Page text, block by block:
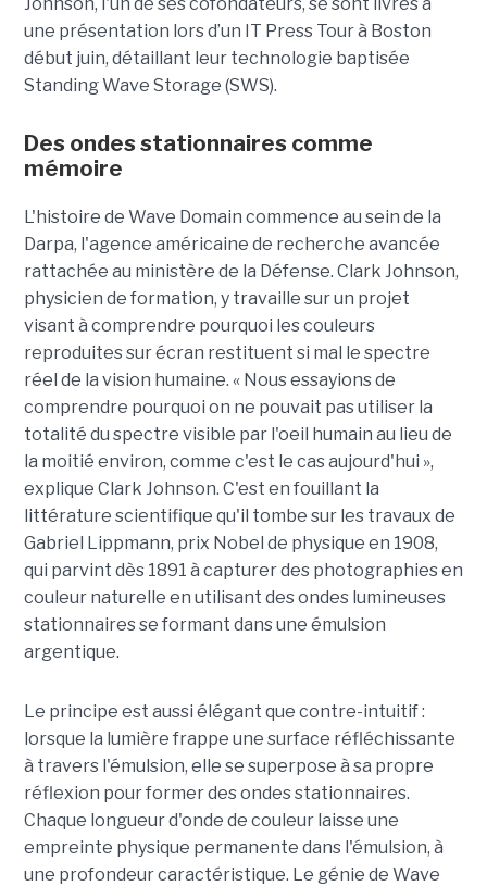
une présentation lors d’un IT Press Tour à Boston
début juin, détaillant leur technologie baptisée
Standing Wave Storage (SWS).
Des ondes stationnaires comme
mémoire
L'histoire de Wave Domain commence au sein de la
Darpa, l'agence américaine de recherche avancée
rattachée au ministère de la Défense. Clark Johnson,
physicien de formation, y travaille sur un projet
visant à comprendre pourquoi les couleurs
reproduites sur écran restituent si mal le spectre
réel de la vision humaine. « Nous essayions de
comprendre pourquoi on ne pouvait pas utiliser la
totalité du spectre visible par l'oeil humain au lieu de
la moitié environ, comme c'est le cas aujourd'hui »,
explique Clark Johnson. C'est en fouillant la
littérature scientifique qu'il tombe sur les travaux de
Gabriel Lippmann, prix Nobel de physique en 1908,
qui parvint dès 1891 à capturer des photographies en
couleur naturelle en utilisant des ondes lumineuses
stationnaires se formant dans une émulsion
argentique.
Le principe est aussi élégant que contre-intuitif :
lorsque la lumière frappe une surface réfléchissante
à travers l'émulsion, elle se superpose à sa propre
réflexion pour former des ondes stationnaires.
Chaque longueur d'onde de couleur laisse une
empreinte physique permanente dans l'émulsion, à
une profondeur caractéristique. Le génie de Wave